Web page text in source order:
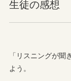
生徒の感想
「リスニングが
よう。